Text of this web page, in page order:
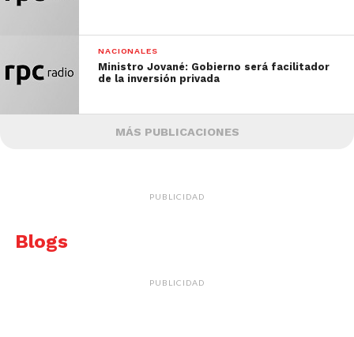
NACIONALES
Ministro Jované: Gobierno será facilitador
de la inversión privada
MÁS PUBLICACIONES
PUBLICIDAD
Blogs
PUBLICIDAD